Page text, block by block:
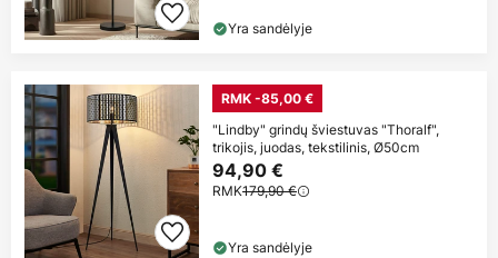
Yra sandėlyje
RMK -85,00 €
"Lindby" grindų šviestuvas "Thoralf",
trikojis, juodas, tekstilinis, Ø50cm
94,90 €
RMK179,90 €
Yra sandėlyje